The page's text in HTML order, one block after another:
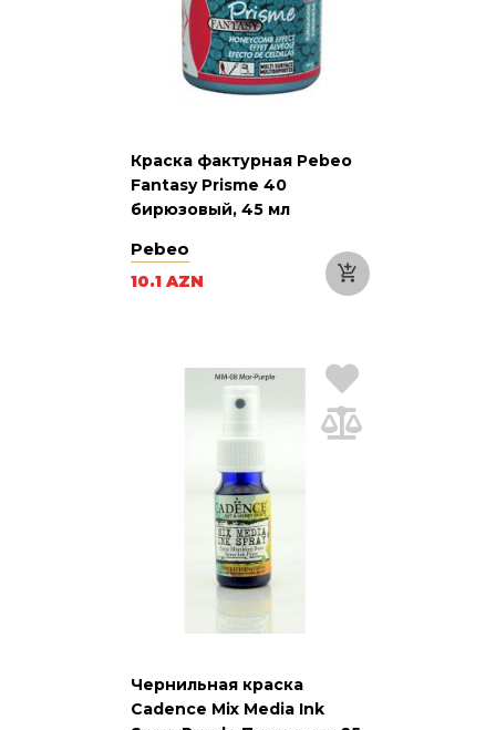
Краска фактурная Pebeo
Fantasy Prisme 40
бирюзовый, 45 мл
Pebeo
10.1 AZN
Чернильная краска
Cadence Mix Media Ink